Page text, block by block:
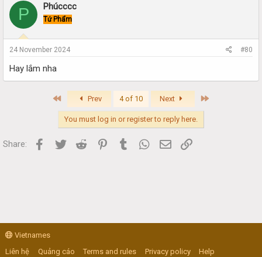
P Phúcccc
Tứ Phẩm
24 November 2024 #80
Hay lắm nha
Prev 4 of 10 Next
You must log in or register to reply here.
Share: Facebook
Twitter Reddit PinterestTumblr WhatsApp
Email
Vietnames
Liên hệ
Quảng cáo Terms and rules Privacy policy
Help